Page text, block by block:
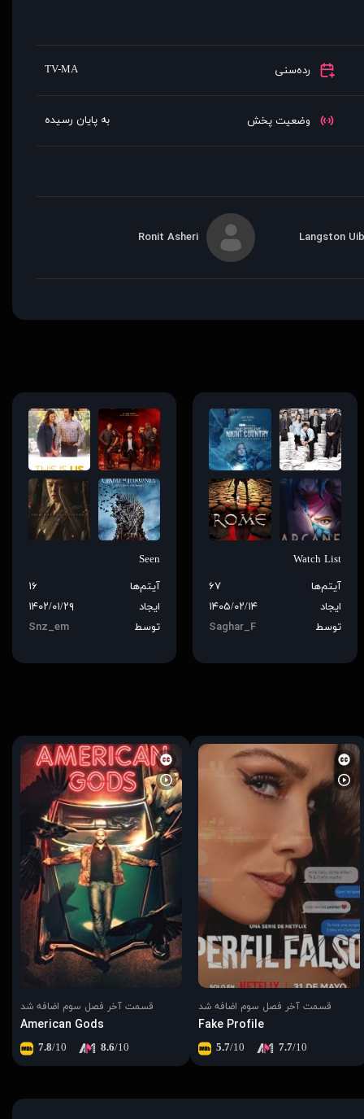
رده‌سنی TV-MA
وضعیت پخش به پایان رسیده
Langston
Ronit Asheri
Watch List
آیتم‌ها
۶۷
ایجاد
۱۴۰۵/۰۲/۱۴
توسط
Saghar_F
Seen
آیتم‌ها
۱۶
ایجاد
۱۴۰۲/۰۱/۲۹
توسط
Snz_em
قسمت آخر فصل سوم اضافه شد
Fake Profile
5.7/10 7.7/10
قسمت آخر فصل سوم اضافه شد
American Gods
7.8/10 8.6/10